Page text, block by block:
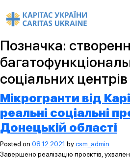
Позначка:
соціальних центрів
Мікрогранти від
реальні соціальні
Донецькій області
Posted on 08.12.2021 bycsm_admin
Завершено реалізацію проєктів,